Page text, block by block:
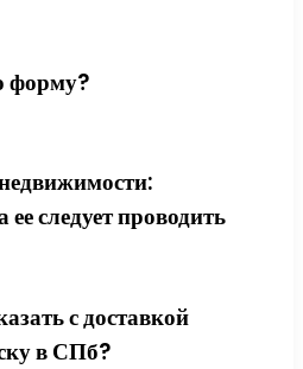
форму?
следует проводить
с доставкой
в СПб?